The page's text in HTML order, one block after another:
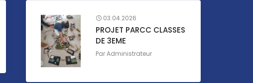
03.04.2026
PROJET PARCC CLASSES
DE 3EME
ParAdministrateur